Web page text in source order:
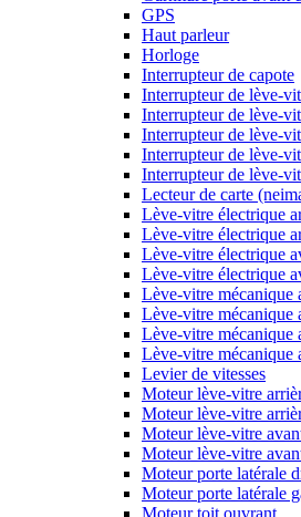
GPS
Haut parleur
Horloge
Interrupteur de capote
Interrupteur de lève-
Interrupteur de lève-
Interrupteur de lève-
Interrupteur de lève-
Interrupteur de lève-
Lecteur de carte
Lève-vitre électrique
Lève-vitre électrique
Lève-vitre électrique
Lève-vitre électrique
Lève-vitre mécanique
Lève-vitre mécanique
Lève-vitre mécanique
Lève-vitre mécanique
Levier de vitesses
Moteur lève-vitre
Moteur lève-vitre
Moteur lève-vitre
Moteur lève-vitre
Moteur porte latérale
Moteur porte latérale
Moteur toit ouvrant